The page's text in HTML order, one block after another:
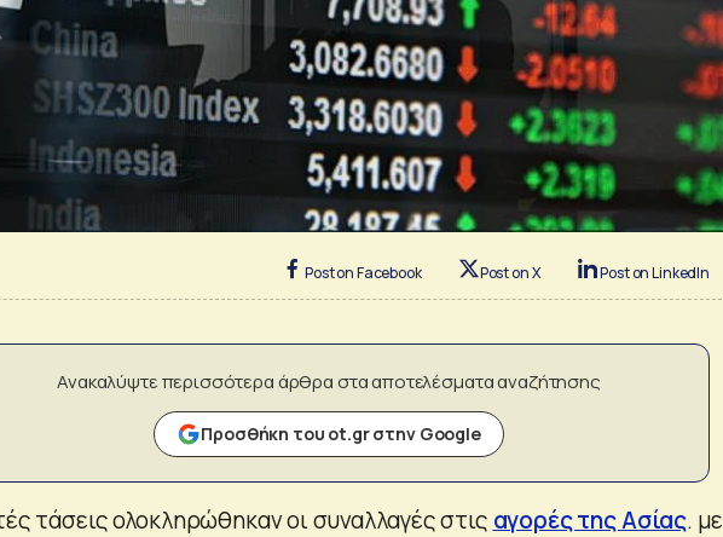
Post on Facebook Post on X Post on LinkedIn
Ανακαλύψτε περισσότερα άρθρα στα αποτελέσματα αναζήτησης
Προσθήκη του ot.gr στην Google
τάσεις ολοκληρώθηκαν οι συναλλαγές στις αγορές της Ασίας. με